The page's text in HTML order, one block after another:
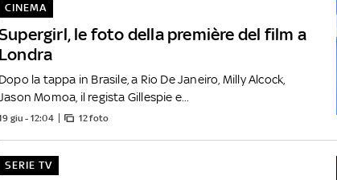
le foto della première del film a
Londra
CINEMA
Dopo la tappa in Brasile, a Rio De Janeiro, Milly Alcock,
Momoa, il regista Gillespie e...
giu - 12:04 12 foto
SERIE TV